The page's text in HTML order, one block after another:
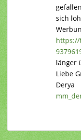
sich
https://
länger
Liebe
Derya